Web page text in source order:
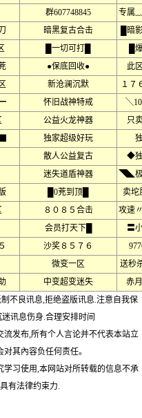
群607748845
专属
暗黑复古合击
█暗
█一切可打█
█
●保底回收●
此
新沧澜沉默
１７
怀旧战神特戒
公益火龙神器
只
独家超级好玩
散人公益复古
◆
迷失道盾神器
◥◣
█0茺到顶█
卖坨
８０８５合击
攻速
会员打天下█
〓
沙奖８５７６
微变一区
送秒
中变超变迷失
赤
不良讯息,拒绝盗版讯息.注意自我保
讯息伤身.合理安排时间
发布,所有个人言论并不代表本站立
其內容负任何责任。
习使用,本网站对所转载的信息不承
有法律约束力.